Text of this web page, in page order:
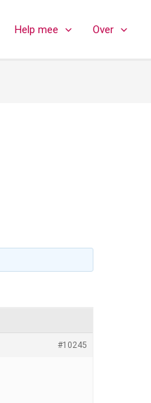
Help mee Over
#10245